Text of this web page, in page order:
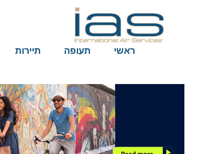
ראשי תעופה תיירות